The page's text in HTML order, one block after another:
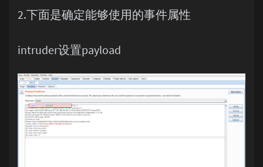
<meta>
<noframes>
noscript
>
<ol>
<optgroup>
<option>
<output>
<p>
2.下面是确定能够使用的事件属性
intruder设置payload